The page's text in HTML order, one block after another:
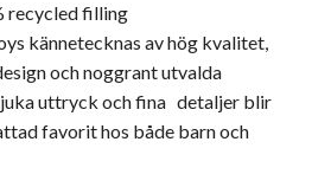
recycled filling
kännetecknas av hög kvalitet,
och noggrant utvalda
uttryck och fina detaljer blir
favorit hos både barn och